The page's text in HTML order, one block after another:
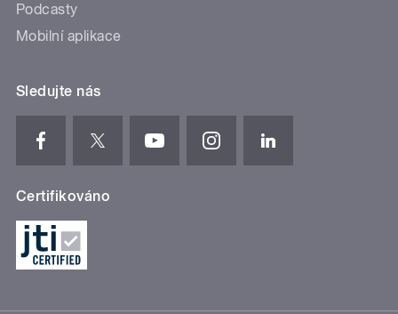
Podcasty
Mobilní aplikace
Sledujte nás
Certifikováno